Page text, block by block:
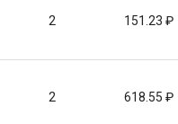
2 151.23
2 618.55